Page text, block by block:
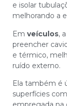
e isolar
melhorando a
Em veículos,
preencher
e térmico,
ruído externo.
Ela também é
superfícies